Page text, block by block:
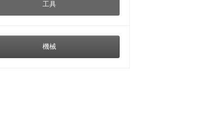
工具
機械